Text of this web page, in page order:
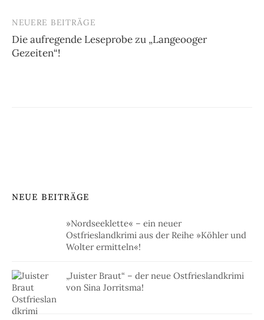
NEUERE BEITRÄGE
Die aufregende Leseprobe zu „Langeooger
Gezeiten“!
NEUE BEITRÄGE
»Nordseeklette« – ein neuer
Ostfrieslandkrimi aus der Reihe »Köhler und
Wolter ermitteln«!
„Juister Braut“ – der neue Ostfrieslandkrimi
von Sina Jorritsma!